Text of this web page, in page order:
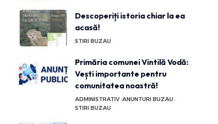
Descoperiți istoria chiar la ea
acasă!
STIRI BUZAU
Primăria comunei Vintilă Vodă:
Vești importante pentru
comunitatea noastră!
ADMINISTRATIV ANUNTURI BUZAU
STIRI BUZAU